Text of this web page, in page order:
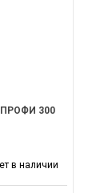
300
в наличии